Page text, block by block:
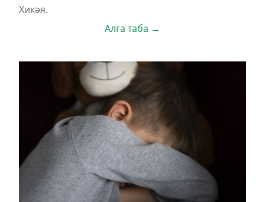
Хикәя.
Алга таба →